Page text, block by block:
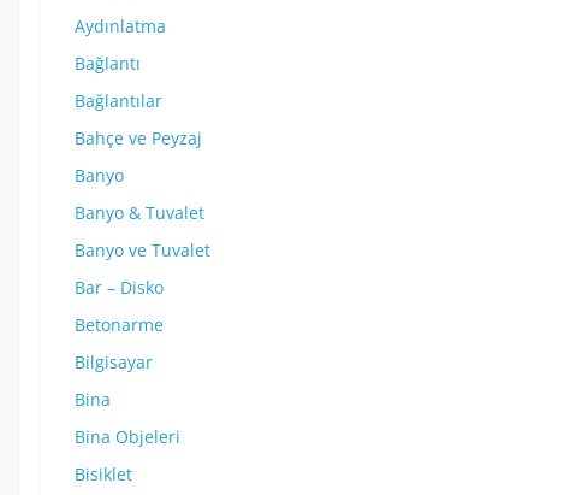
Aydınlatma
Bağlantı
Bağlantılar
Bahçe ve Peyzaj
Banyo
Banyo & Tuvalet
Banyo ve Tuvalet
Bar – Disko
Betonarme
Bilgisayar
Bina
Bina Objeleri
Bisiklet